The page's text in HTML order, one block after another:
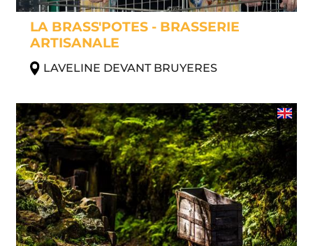
LA BRASS'POTES - BRASSERIE
ARTISANALE
LAVELINE DEVANT BRUYERES